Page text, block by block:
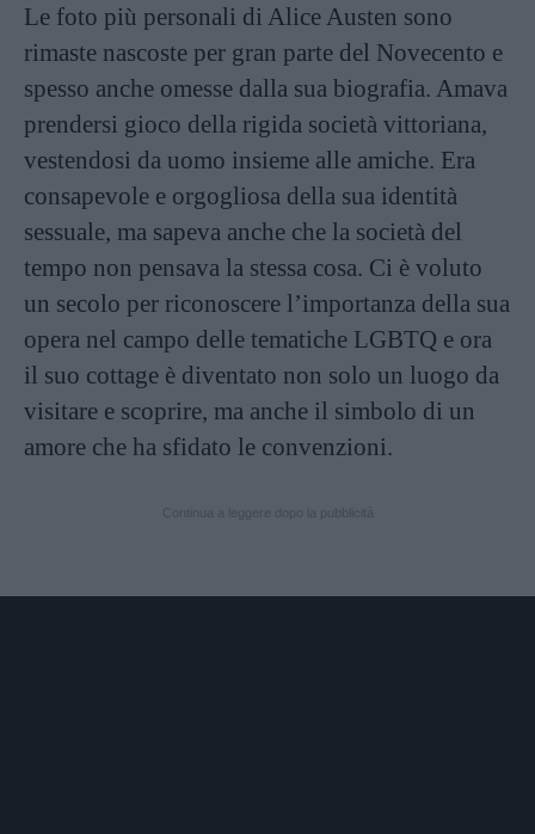
Le foto più personali di Alice Austen sono
rimaste nascoste per gran parte del Novecento e
spesso anche omesse dalla sua biografia. Amava
prendersi gioco della rigida società vittoriana,
vestendosi da uomo insieme alle amiche. Era
consapevole e orgogliosa della sua identità
sessuale, ma sapeva anche che la società del
tempo non pensava la stessa cosa. Ci è voluto
un secolo per riconoscere l’importanza della sua
opera nel campo delle tematiche LGBTQ e ora
il suo cottage è diventato non solo un luogo da
visitare e scoprire, ma anche il simbolo di un
amore che ha sfidato le convenzioni.